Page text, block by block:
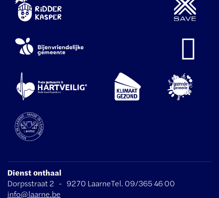
Dienst onthaal
Adres
Dorpsstraat 2 - 9270 Laarne
Tel. 09/365 46 00
E-
mail
info@laarne.be